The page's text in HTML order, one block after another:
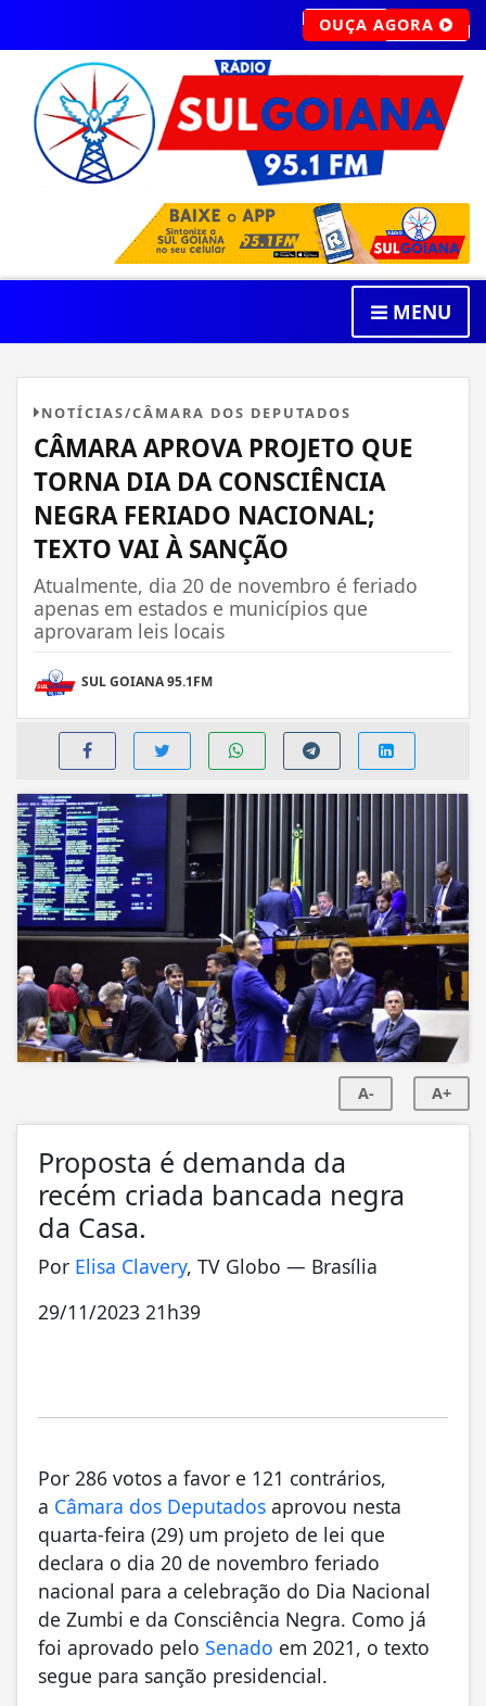
OUÇA AGORA
MENU
NOTÍCIAS/CÂMARA DOS DEPUTADOS
CÂMARA APROVA PROJETO QUE
TORNA DIA DA CONSCIÊNCIA
NEGRA FERIADO NACIONAL;
TEXTO VAI À SANÇÃO
Atualmente, dia 20 de novembro é feriado
apenas em estados e municípios que
aprovaram leis locais
SUL GOIANA 95.1FM
A- A+
Proposta é demanda da
recém criada bancada negra
da Casa.
Por Elisa Clavery, TV Globo — Brasília
29/11/2023 21h39
Por 286 votos a favor e 121 contrários,
a Câmara dos Deputados aprovou nesta
quarta-feira (29) um projeto de lei que
declara o dia 20 de novembro feriado
nacional para a celebração do Dia Nacional
de Zumbi e da Consciência Negra. Como já
foi aprovado pelo Senado em 2021, o texto
segue para sanção presidencial.